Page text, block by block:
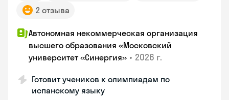
2 отзыва
Автономная некоммерческая организация
высшего образования «Московский
университет «Синергия» • 2026 г.
Готовит учеников к олимпиадам по
испанскому языку